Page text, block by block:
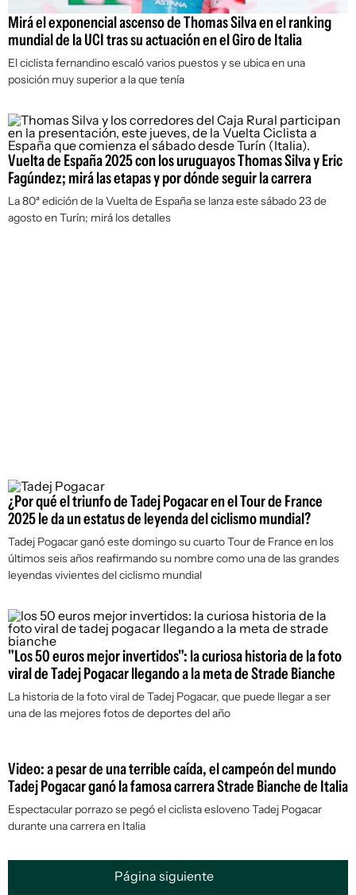
Mirá el exponencial ascenso de Thomas Silva en el ranking
mundial de la UCI tras su actuación en el Giro de Italia
El ciclista fernandino escaló varios puestos y se ubica en una
posición muy superior a la que tenía
Vuelta de España 2025 con los uruguayos Thomas Silva y Eric
Fagúndez; mirá las etapas y por dónde seguir la carrera
La 80ª edición de la Vuelta de España se lanza este sábado 23 de
agosto en Turín; mirá los detalles
¿Por qué el triunfo de Tadej Pogacar en el Tour de France
2025 le da un estatus de leyenda del ciclismo mundial?
Tadej Pogacar ganó este domingo su cuarto Tour de France en los
últimos seis años reafirmando su nombre como una de las grandes
leyendas vivientes del ciclismo mundial
"Los 50 euros mejor invertidos": la curiosa historia de la foto
viral de Tadej Pogacar llegando a la meta de Strade Bianche
La historia de la foto viral de Tadej Pogacar, que puede llegar a ser
una de las mejores fotos de deportes del año
Video: a pesar de una terrible caída, el campeón del mundo
Tadej Pogacar ganó la famosa carrera Strade Bianche de Italia
Espectacular porrazo se pegó el ciclista esloveno Tadej Pogacar
durante una carrera en Italia
Página siguiente